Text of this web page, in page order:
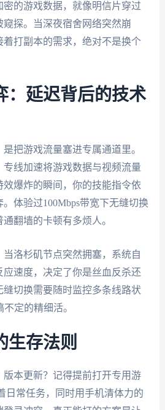
的游戏数据，就像明信片穿过
探。当深夜宿舍网络突然崩
着打副本的需求，绝对不是换个
：延迟背后的技术
把游戏流量塞进专属通道里。
线加速将游戏数据与视频流量
爆炸的瞬间，你的技能指令依
体验过100Mbps带宽下无缝切换
翻墙的卡顿有多烦人。
洛杉矶节点突然拥塞，系统自
速度，决定了你是丝血反杀还
缝切换需要随时监控多条线路状
定的精细活。
生存法则
版本更新？记得提前打开专用游
日常任务，同时用手机清体力的